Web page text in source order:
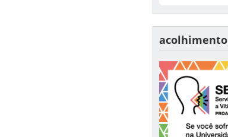
acolhimento